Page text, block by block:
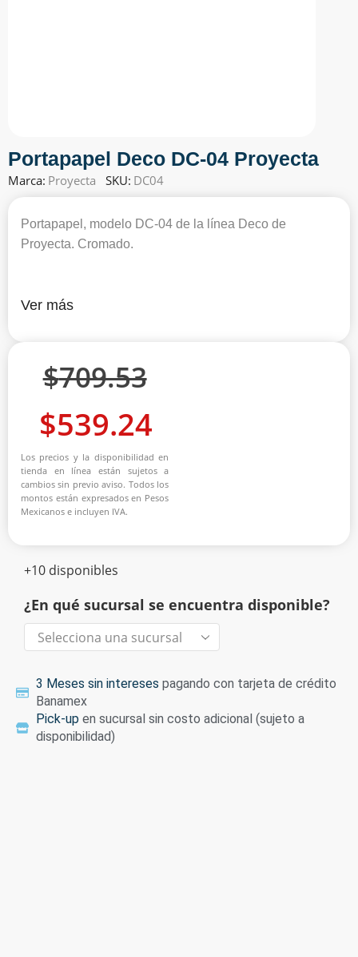
Portapapel Deco DC-04 Proyecta
Marca: Proyecta SKU: DC04
Portapapel, modelo DC-04 de la línea Deco de
Proyecta. Cromado.
Ver más
$709.53
$539.24
Los precios y la disponibilidad en
tienda en línea están sujetos a
cambios sin previo aviso. Todos los
montos están expresados en Pesos
Mexicanos e incluyen IVA.
+10 disponibles
¿En qué sucursal se encuentra disponible?
3 Meses sin intereses pagando con tarjeta de crédito
Banamex
Pick-up en sucursal sin costo adicional (sujeto a
disponibilidad)